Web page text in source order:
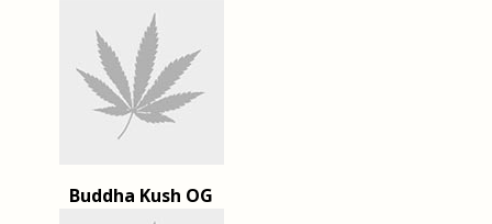
Buddha Kush OG